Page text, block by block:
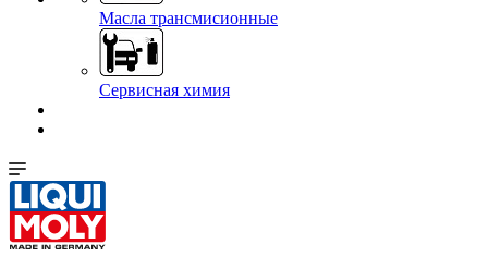
Масла трансмисионные
Сервисная химия